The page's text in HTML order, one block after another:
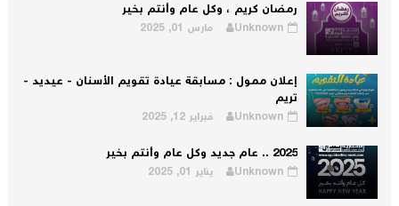
رمضان كريم ، وكل عام وأنتم بخير
Unknown مارس 01, 2025
إعلان ممول : مسابقة عيادة تقويم الأسنان - عيديد -
تريم
Unknown فبراير 12, 2025
2025 .. عام جديد وكل عام وأنتم بخير
Unknown يناير 01, 2025